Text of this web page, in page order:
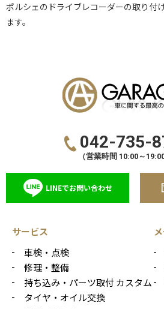
ポルシェのドライブレコーダーの取り付
ます。
042-735-
（営業時間 10:00～19:00
LINEでお問い合わせ
サービス
車検・点検
修理・整備
持ち込み・パーツ取付 カスタム
タイヤ・オイル交換